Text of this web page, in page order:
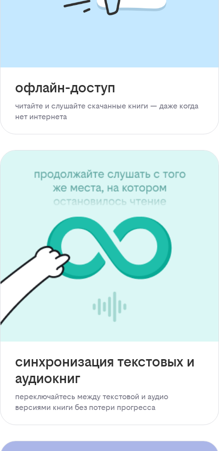
офлайн-доступ
читайте и слушайте скачанные книги — даже когда
нет интернета
синхронизация текстовых и
аудиокниг
переключайтесь между текстовой и аудио
версиями книги без потери прогресса